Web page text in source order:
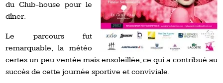
du Club-house pour le
dîner.
Le parcours fut
remarquable, la météo
certes un peu ventée mais ensoleillée, ce qui a contribué au
succès de cette journée sportive et conviviale.